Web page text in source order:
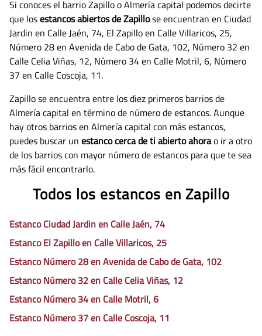
Si conoces el barrio Zapillo o Almería capital podemos decirte
que losestancos abiertos de Zapillose encuentran en Ciudad
Jardin en Calle Jaén, 74, El Zapillo en Calle Villaricos, 25,
Número 28 en Avenida de Cabo de Gata, 102, Número 32 en
Calle Celia Viñas, 12, Número 34 en Calle Motril, 6, Número
37 en Calle Coscoja, 11.
Zapillo se encuentra entre los diez primeros barrios de
Almería capital en término de número de estancos. Aunque
hay otros barrios en Almería capital con más estancos,
puedes buscar un estanco cerca de ti abierto ahorao ir a otro
de los barrios con mayor número de estancos para que te sea
más fácil encontrarlo.
Todos los estancos en Zapillo
Estanco Ciudad Jardin en Calle Jaén, 74
Estanco El Zapillo en Calle Villaricos, 25
Estanco Número 28 en Avenida de Cabo de Gata, 102
Estanco Número 32 en Calle Celia Viñas, 12
Estanco Número 34 en Calle Motril, 6
Estanco Número 37 en Calle Coscoja, 11